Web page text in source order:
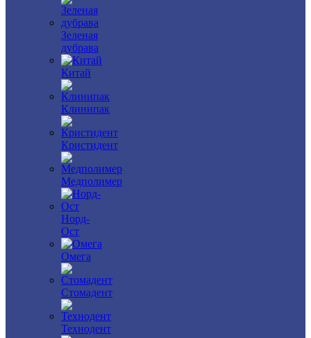
Зеленая
дубрава
Китай
Клинипак
Кристидент
Медполимер
Норд-
Ост
Омега
Стомадент
Технодент